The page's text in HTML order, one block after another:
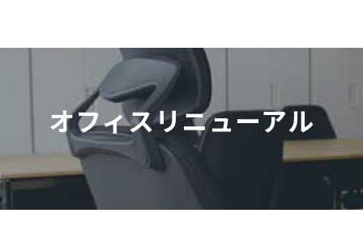
オフィスリニューアル